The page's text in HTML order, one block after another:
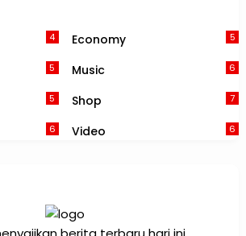
4 Economy 5
5 Music 6
5 Shop 7
6 Video 6